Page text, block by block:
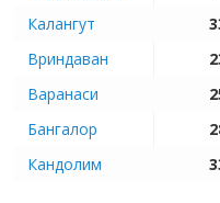
Калангут
Вриндаван
Варанаси
Бангалор
Кандолим